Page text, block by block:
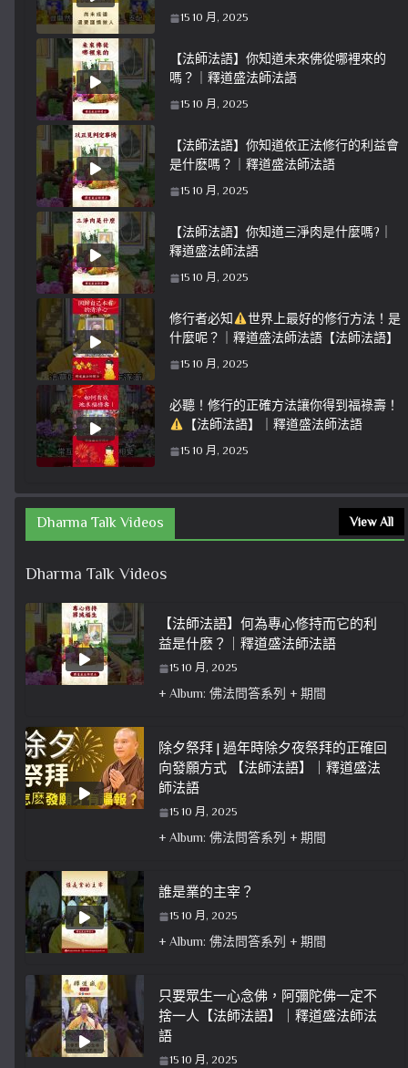
15 10 月, 2025
【法師法語】你知道未來佛從哪裡來的
嗎？｜釋道盛法師法語
15 10 月, 2025
【法師法語】你知道依正法修行的利益會
是什麽嗎？｜釋道盛法師法語
15 10 月, 2025
【法師法語】你知道三淨肉是什麼嗎?｜
釋道盛法師法語
15 10 月, 2025
修行者必知
世界上最好的修行方法！是
什麼呢？｜釋道盛法師法語【法師法語】
15 10 月, 2025
必聽！修行的正確方法讓你得到福祿壽！
【法師法語】｜釋道盛法師法語
15 10 月, 2025
Dharma Talk Videos View All
Dharma Talk Videos
【法師法語】何為專心修持而它的利
益是什麽？｜釋道盛法師法語
15 10 月, 2025
+ Album: 佛法問答系列 + 期間
除夕祭拜 | 過年時除夕夜祭拜的正確回
向發願方式 【法師法語】｜釋道盛法
師法語
15 10 月, 2025
+ Album: 佛法問答系列 + 期間
誰是業的主宰？
15 10 月, 2025
+ Album: 佛法問答系列 + 期間
只要眾生一心念佛，阿彌陀佛一定不
捨一人【法師法語】｜釋道盛法師法
語
15 10 月, 2025